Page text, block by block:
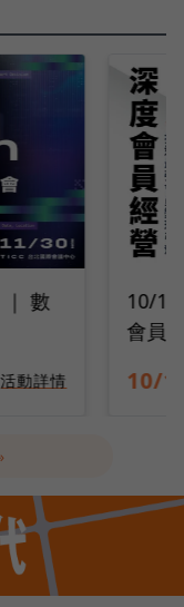
最強
活動詳情
9/22
隊工
09/